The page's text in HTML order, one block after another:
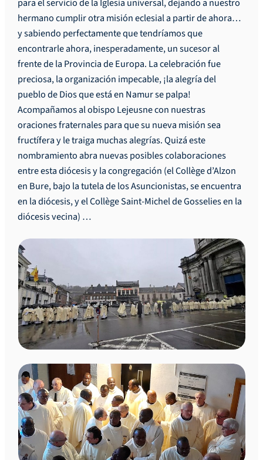
para el servicio de la Iglesia universal, dejando a nuestro
hermano cumplir otra misión eclesial a partir de ahora…
y sabiendo perfectamente que tendríamos que
encontrarle ahora, inesperadamente, un sucesor al
frente de la Provincia de Europa. La celebración fue
preciosa, la organización impecable, ¡la alegría del
pueblo de Dios que está en Namur se palpa!
Acompañamos al obispo Lejeusne con nuestras
oraciones fraternales para que su nueva misión sea
fructífera y le traiga muchas alegrías. Quizá este
nombramiento abra nuevas posibles colaboraciones
entre esta diócesis y la congregación (el Collège d’Alzon
en Bure, bajo la tutela de los Asuncionistas, se encuentra
en la diócesis, y el Collège Saint-Michel de Gosselies en la
diócesis vecina) …